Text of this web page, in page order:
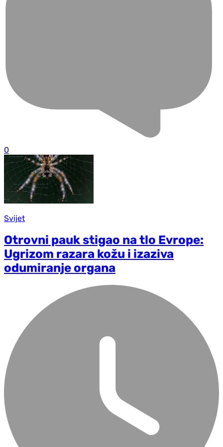
0
Svijet
Otrovni pauk stigao na tlo Evrope:
Ugrizom razara kožu i izaziva
odumiranje organa